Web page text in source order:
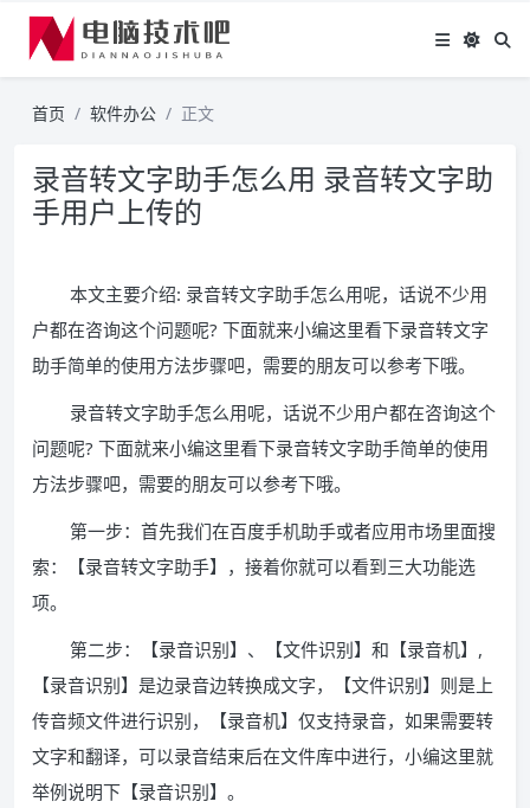
首页 软件办公 正文
录音转文字助手怎么用 录音转文字助
手用户上传的
本文主要介绍: 录音转文字助手怎么用呢，话说不少用
户都在咨询这个问题呢? 下面就来小编这里看下录音转文字
助手简单的使用方法步骤吧，需要的朋友可以参考下哦。
录音转文字助手怎么用呢，话说不少用户都在咨询这个
问题呢? 下面就来小编这里看下录音转文字助手简单的使用
方法步骤吧，需要的朋友可以参考下哦。
第一步：首先我们在百度手机助手或者应用市场里面搜
索：【录音转文字助手】，接着你就可以看到三大功能选
项。
第二步：【录音识别】、【文件识别】和【录音机】,
【录音识别】是边录音边转换成文字，【文件识别】则是上
传音频文件进行识别，【录音机】仅支持录音，如果需要转
文字和翻译，可以录音结束后在文件库中进行，小编这里就
举例说明下【录音识别】。